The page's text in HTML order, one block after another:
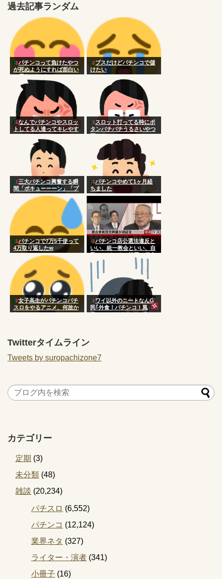
過去記事ランダム
パチンコって負けたやつ
が死ぬようにすれば面白い
と思うんだが
ブスだけどパチンコで儲
けたい
なんでパチンコやスロッ
トしてる人達ってキレやす
いんだろ
スロット打ってる時にボ
タンバチバチうるさいやつ
死ねよ
三大パチンコ興奮する瞬
間「ポキューーーン」「プ
チュン！！！！…」
パチンコやめて1ヶ月経
ちました
パチンコで7万5千使って
4万取り返したw
パチンコ店公選法違反と
いい、統一教会といい、自
民ってどこまで韓国に侵食
されてんだよｗｗｗｗｗｗ
ｗｗｗ
女子高生がパチンコパチ
スロをやるアニメ、何故か
ない
ワイ以外のニートなんG
民｢外食！パチンコ！風
俗！｣←バイタリティ凄い
Twitterタイムライン
Tweets by suropachizone7
カテゴリー
定期 (3)
未分類 (48)
雑談 (20,234)
パチスロ (6,552)
パチンコ (12,124)
業界ネタ (327)
ライター・演者 (341)
小冊子 (16)